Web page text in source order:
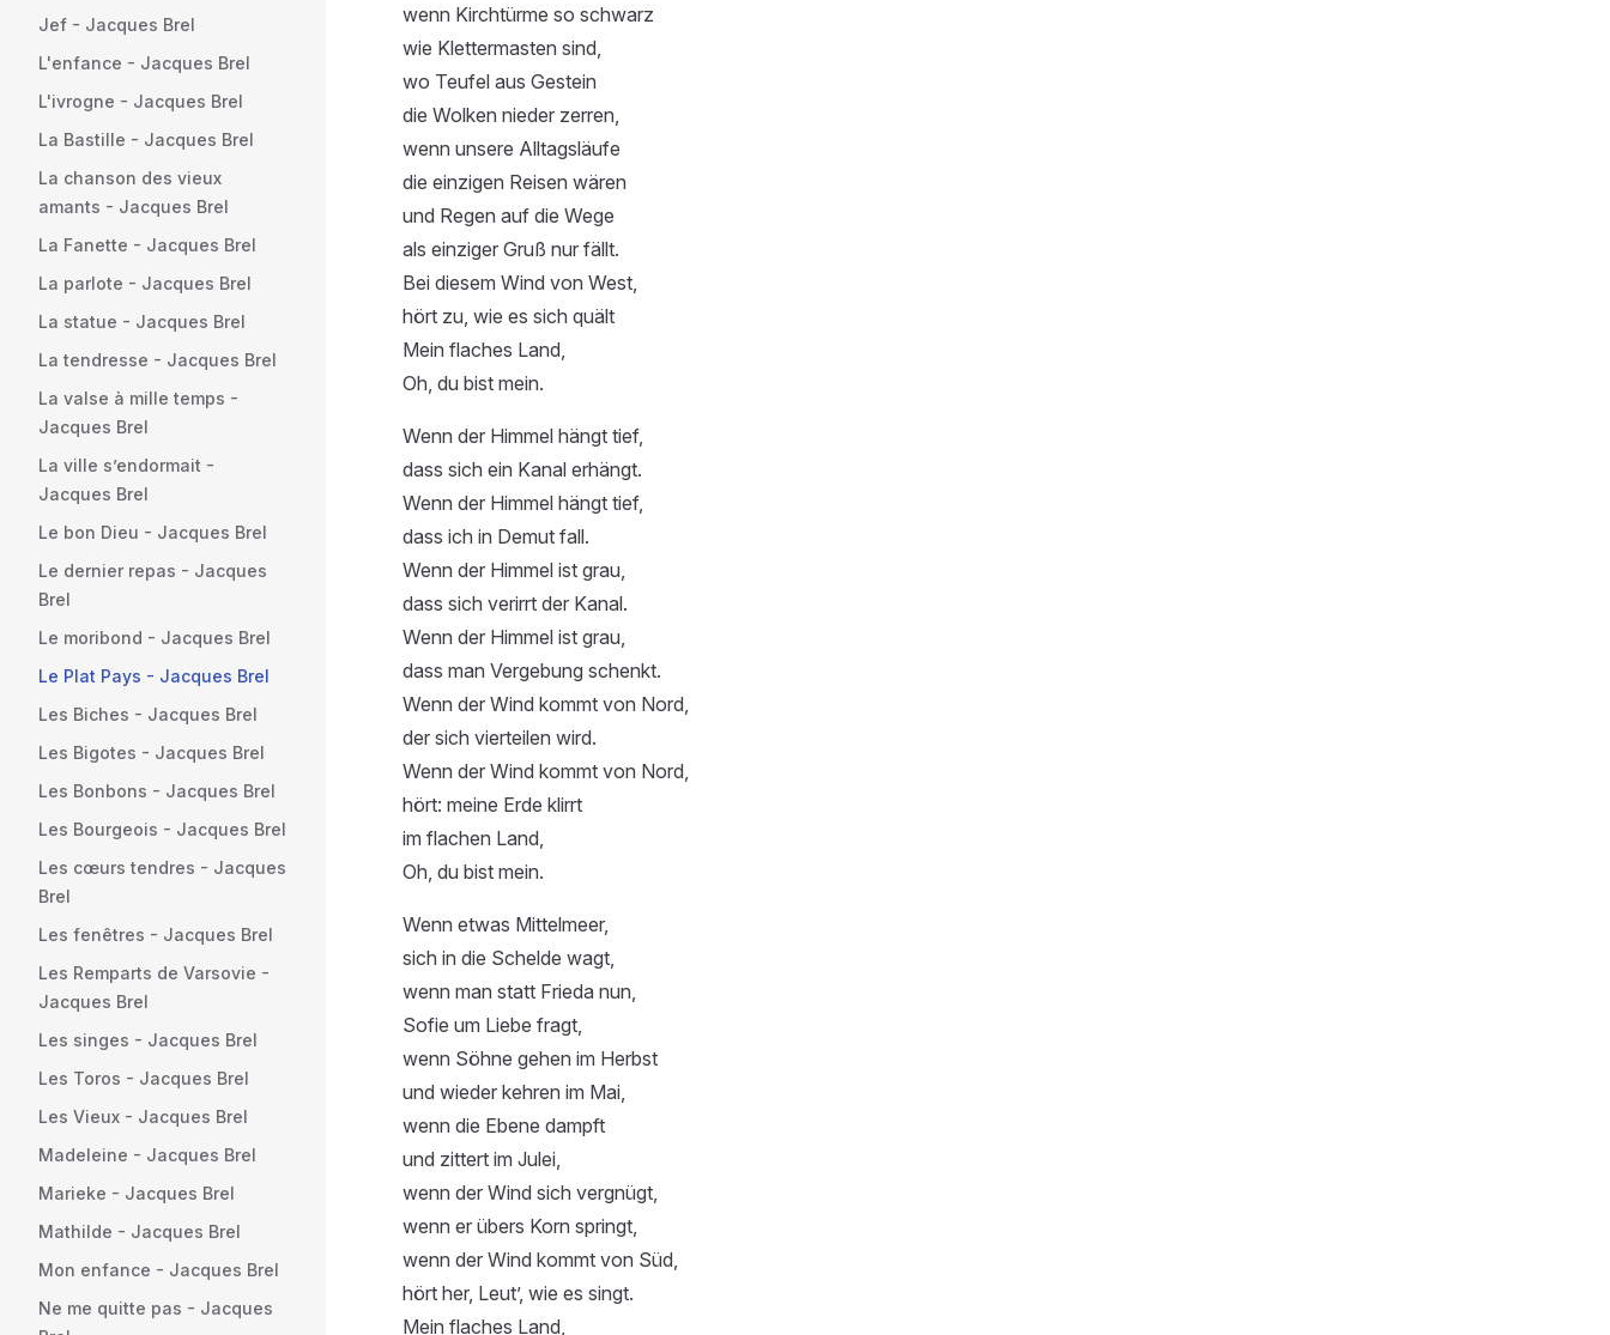
Jef - Jacques Brel
L'enfance - Jacques Brel
L'ivrogne - Jacques Brel
La Bastille - Jacques Brel
La chanson des vieux
amants - Jacques Brel
La Fanette - Jacques Brel
La parlote - Jacques Brel
La statue - Jacques Brel
La tendresse - Jacques Brel
La valse à mille temps -
Jacques Brel
La ville s’endormait -
Jacques Brel
Le bon Dieu - Jacques Brel
Le dernier repas - Jacques
Brel
Le moribond - Jacques Brel
Le Plat Pays - Jacques Brel
Les Biches - Jacques Brel
Les Bigotes - Jacques Brel
Les Bonbons - Jacques Brel
Les Bourgeois - Jacques Brel
Les cœurs tendres - Jacques
Brel
Les fenêtres - Jacques Brel
Les Remparts de Varsovie -
Jacques Brel
Les singes - Jacques Brel
Les Toros - Jacques Brel
Les Vieux - Jacques Brel
Madeleine - Jacques Brel
Marieke - Jacques Brel
Mathilde - Jacques Brel
Mon enfance - Jacques Brel
Ne me quitte pas - Jacques
wenn Kirchtürme so schwarz
wie Klettermasten sind,
wo Teufel aus Gestein
die Wolken nieder zerren,
wenn unsere Alltagsläufe
die einzigen Reisen wären
und Regen auf die Wege
als einziger Gruß nur fällt.
Bei diesem Wind von West,
hört zu, wie es sich quält
Mein flaches Land,
Oh, du bist mein.
Wenn der Himmel hängt tief,
dass sich ein Kanal erhängt.
Wenn der Himmel hängt tief,
dass ich in Demut fall.
Wenn der Himmel ist grau,
dass sich verirrt der Kanal.
Wenn der Himmel ist grau,
dass man Vergebung schenkt.
Wenn der Wind kommt von Nord,
der sich vierteilen wird.
Wenn der Wind kommt von Nord,
hört: meine Erde klirrt
im flachen Land,
Oh, du bist mein.
Wenn etwas Mittelmeer,
sich in die Schelde wagt,
wenn man statt Frieda nun,
Sofie um Liebe fragt,
wenn Söhne gehen im Herbst
und wieder kehren im Mai,
wenn die Ebene dampft
und zittert im Julei,
wenn der Wind sich vergnügt,
wenn er übers Korn springt,
wenn der Wind kommt von Süd,
hört her, Leut’, wie es singt.
Mein flaches Land,